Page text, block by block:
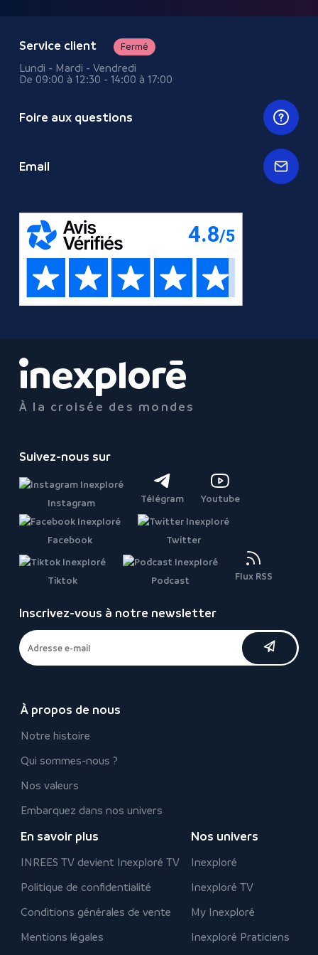
À la croisée des mondes
Suivez-nous sur
Instagram Télégram Youtube
Facebook Twitter
Tiktok Podcast Flux RSS
Inscrivez-vous à notre newsletter
À propos de nous
Notre histoire
Qui sommes-nous ?
Nos valeurs
Embarquez dans nos univers
En savoir plus
INREES TV devient Inexploré TV
Politique de confidentialité
Conditions générales de vente
Mentions légales
Nos univers
Inexploré
Inexploré TV
My Inexploré
Inexploré Praticiens
Service client Fermé
Lundi - Mardi - Vendredi
De 09:00 à 12:30 - 14:00 à 17:00
Foire aux questions
Email